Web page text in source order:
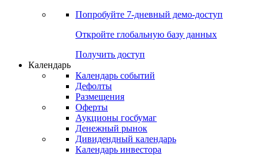
Попробуйте 7-дневный демо-доступ
Откройте глобальную базу данных
Получить доступ
Календарь
Календарь событий
Дефолты
Размещения
Оферты
Аукционы госбумаг
Денежный рынок
Дивидендный календарь
Календарь инвестора